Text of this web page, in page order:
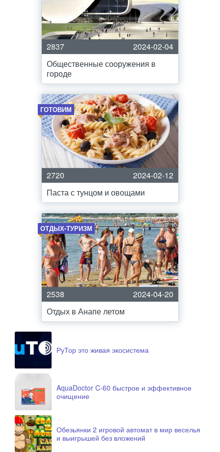
2837
2024-02-04
Общественные сооружения в
городе
ГОТОВИМ
2720
2024-02-12
Паста с тунцом и овощами
ОТДЫХ-ТУРИЗМ
2538
2024-04-20
Отдых в Анапе летом
РуТор это живая экосистема
AquaDoctor C-60 быстрое и эффективное
очищение
Обезьянки 2 игровой автомат в мир веселья
и выигрышей без вложений